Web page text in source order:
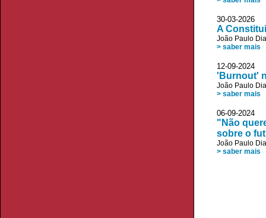
30-03-2026
A
João Paulo
> saber mais
12-09-2024
'Burnout'
João Paulo
> saber mais
06-09-
"Não
sobre o
João Paulo
> saber mais